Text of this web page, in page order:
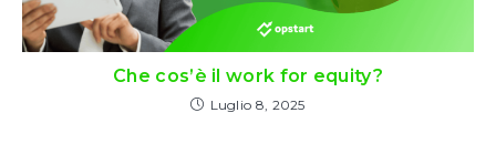
Che cos’è il work for equity?
Luglio 8, 2025